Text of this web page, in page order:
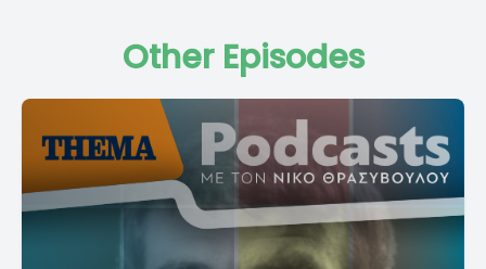
Other Episodes